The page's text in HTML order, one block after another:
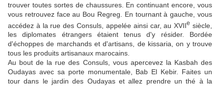
trouver toutes sortes de chaussures. En continuant encore, vous
vous retrouvez face au Bou Regreg. En tournant à gauche, vous
accédez à la rue des Consuls, appelée ainsi car, au XVIIe siècle,
les diplomates étrangers étaient tenus d'y résider. Bordée
d'échoppes de marchands et d'artisans, de kissaria, on y trouve
tous les produits artisanaux marocains.
Au bout de la rue des Consuls, vous apercevez la Kasbah des
Oudayas avec sa porte monumentale, Bab El Kebir. Faites un
tour dans le jardin des Oudayas et allez prendre un thé à la